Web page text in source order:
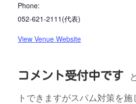
Phone:
052-621-2111(代表)
View Venue Website
コメント受付中です
トできますがスパム対策を施